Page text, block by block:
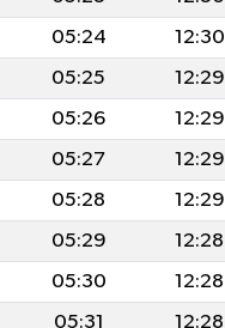
05:24 12:30
05:25 12:29
05:26 12:29
05:27 12:29
05:28 12:29
05:29 12:28
05:30 12:28
05:31 12:28